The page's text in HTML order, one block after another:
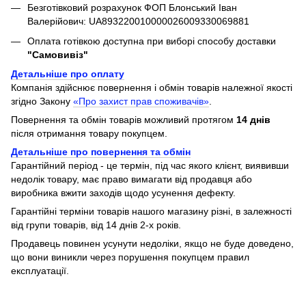
Безготівковий розрахунок ФОП Блонський Іван
Валерійович: UA893220010000026009330069881
Оплата готівкою доступна при виборі способу доставки
"Самовивіз"
Детальніше про оплату
Компанія здійснює повернення і обмін товарів належної якості
згідно Закону «Про захист прав споживачів»
Повернення та обмін товарів можливий протягом 14 днів
після отримання товару покупцем.
Детальніше про повернення та обмін
Гарантійний період - це термін, під час якого клієнт, виявивши
недолік товару, має право вимагати від продавця або
виробника вжити заходів щодо усунення дефекту.
Гарантійні терміни товарів нашого магазину різні, в залежності
від групи товарів, від 14 днів 2-х років.
Продавець повинен усунути недоліки, якщо не буде доведено,
що вони виникли через порушення покупцем правил
експлуатації.